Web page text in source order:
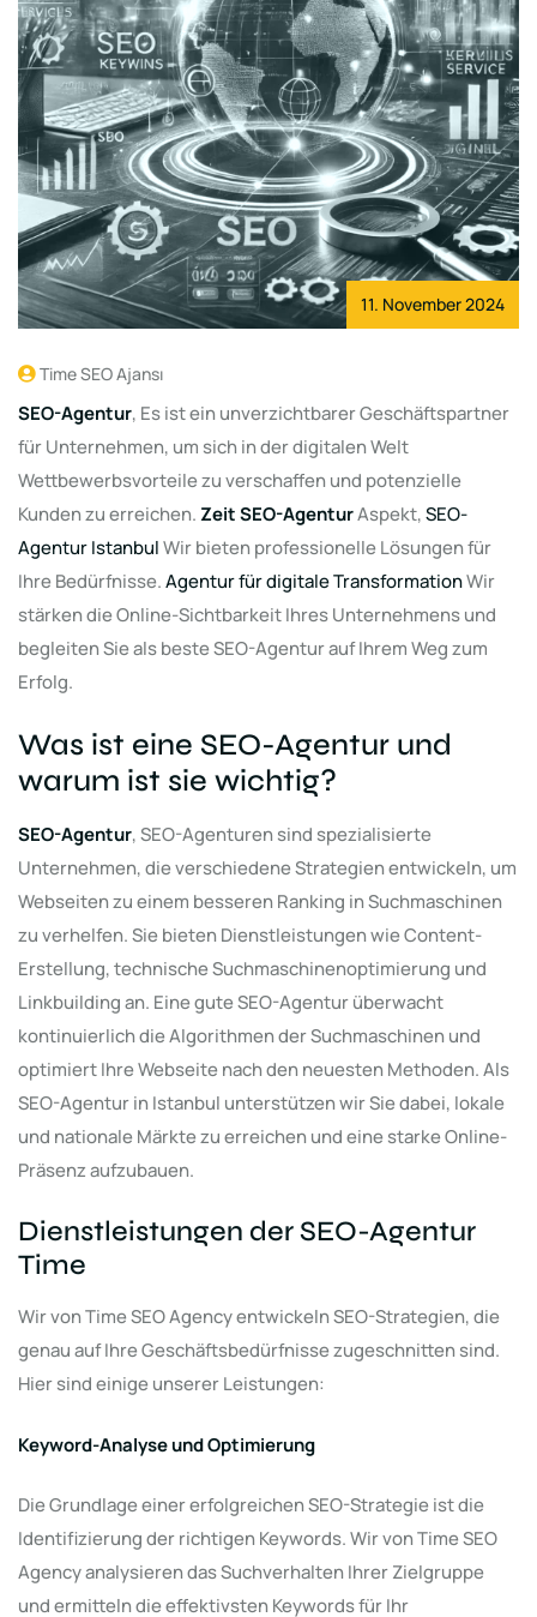
11. November 2024
Time SEO Ajansı
SEO-Agentur, Es ist ein unverzichtbarer Geschäftspartner
für Unternehmen, um sich in der digitalen Welt
Wettbewerbsvorteile zu verschaffen und potenzielle
Kunden zu erreichen.Zeit SEO-AgenturAspekt,SEO-
Agentur IstanbulWir bieten professionelle Lösungen für
Ihre Bedürfnisse.Agentur für digitale TransformationWir
stärken die Online-Sichtbarkeit Ihres Unternehmens und
begleiten Sie als beste SEO-Agentur auf Ihrem Weg zum
Erfolg.
Was ist eine SEO-Agentur und
warum ist sie wichtig?
SEO-Agentur, SEO-Agenturen sind spezialisierte
Unternehmen, die verschiedene Strategien entwickeln, um
Webseiten zu einem besseren Ranking in Suchmaschinen
zu verhelfen. Sie bieten Dienstleistungen wie Content-
Erstellung, technische Suchmaschinenoptimierung und
Linkbuilding an. Eine gute SEO-Agentur überwacht
kontinuierlich die Algorithmen der Suchmaschinen und
optimiert Ihre Webseite nach den neuesten Methoden. Als
SEO-Agentur in Istanbul unterstützen wir Sie dabei, lokale
und nationale Märkte zu erreichen und eine starke Online-
Präsenz aufzubauen.
Dienstleistungen der SEO-Agentur
Time
Wir von Time SEO Agency entwickeln SEO-Strategien, die
genau auf Ihre Geschäftsbedürfnisse zugeschnitten sind.
Hier sind einige unserer Leistungen:
Keyword-Analyse und Optimierung
Die Grundlage einer erfolgreichen SEO-Strategie ist die
Identifizierung der richtigen Keywords. Wir von Time SEO
Agency analysieren das Suchverhalten Ihrer Zielgruppe
und ermitteln die effektivsten Keywords für Ihr